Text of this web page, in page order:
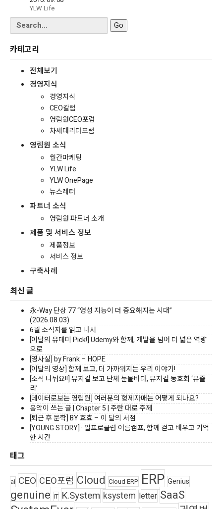
YLW Life
Search
for:
카테고리
전체보기
경영지식
경영지식
CEO칼럼
영림원CEO포럼
차세대리더포럼
영림원 소식
월간마케팅
YLW Life
YLW OnePage
뉴스레터
파트너 소식
영림원 파트너 소개
제품 및 서비스 정보
제품정보
서비스 정보
구축사례
최신 글
永-Way 단상 77 “영성 지능이 더 중요해지는 시대”
(2026.08.03)
6월 소식지를 읽고 나서
[이달의 유데미 Pick!] Udemy와 함께, 개발을 넘어 더 넓은 역량
으로
[영사실] by Frank – HOPE
[이달의 영상] 함께 보고, 더 가까워지는 우리 이야기!
[소식 나눠요!!] 뮤지컬 보고 단체 눈물바다, 뮤지컬 동호회 ‘뮤즐
리’
[데이터로보는 영림원] 여러분의 형제자매는 어떻게 되나요?
음악이 쓰는 글 | Chapter 5 | 주란 대로 주께
[퇴근 후 문학] BY 효효 – 이 달의 서점
[YOUNG STORY] · 일프로클럽 여름캠프, 함께 걷고 배우고 기억
한 시간
태그
ai CEO CEO포럼 Cloud Cloud ERP ERP Genius
genuine IT K.System ksystem letter SaaS